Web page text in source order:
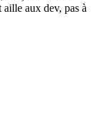
aux dev, pas à